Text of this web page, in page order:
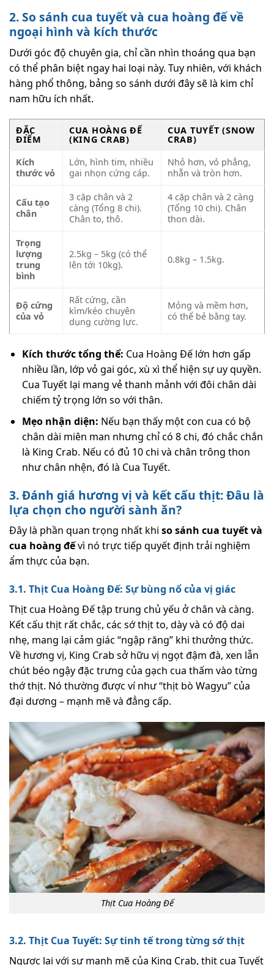
2. So sánh cua tuyết và cua hoàng đế về
ngoại hình và kích thước
Dưới góc độ chuyên gia, chỉ cần nhìn thoáng qua bạn
có thể phân biệt ngay hai loại này. Tuy nhiên, với khách
hàng phổ thông, bảng so sánh dưới đây sẽ là kim chỉ
nam hữu ích nhất.
ĐẶC
ĐIỂM
CUA HOÀNG ĐẾ
(KING CRAB)
CUA TUYẾT (SNOW
CRAB)
Kích
thước vỏ
Lớn, hình tim, nhiều
gai nhọn cứng cáp.
Nhỏ hơn, vỏ phẳng,
nhẵn và tròn hơn.
Cấu tạo
chân
3 cặp chân và 2
càng (Tổng 8 chi).
Chân to, thô.
4 cặp chân và 2 càng
(Tổng 10 chi). Chân
thon dài.
Trọng
lượng
trung
bình
2.5kg – 5kg (có thể
lên tới 10kg).
0.8kg – 1.5kg.
Độ cứng
của vỏ
Rất cứng, cần
kìm/kéo chuyên
dụng cường lực.
Mỏng và mềm hơn,
có thể bẻ bằng tay.
Kích thước tổng thể: Cua Hoàng Đế lớn hơn gấp
nhiều lần, lớp vỏ gai góc, xù xì thể hiện sự uy quyền.
Cua Tuyết lại mang vẻ thanh mảnh với đôi chân dài
chiếm tỷ trọng lớn so với thân.
Mẹo nhận diện: Nếu bạn thấy một con cua có bộ
chân dài miên man nhưng chỉ có 8 chi, đó chắc chắn
là King Crab. Nếu có đủ 10 chi và chân trông thon
như chân nhện, đó là Cua Tuyết.
3. Đánh giá hương vị và kết cấu thịt: Đâu là
lựa chọn cho người sành ăn?
Đây là phần quan trọng nhất khi so sánh cua tuyết và
cua hoàng đếvì nó trực tiếp quyết định trải nghiệm
ẩm thực của bạn.
3.1. Thịt Cua Hoàng Đế: Sự bùng nổ của vị giác
Thịt cua Hoàng Đế tập trung chủ yếu ở chân và càng.
Kết cấu thịt rất chắc, các sớ thịt to, dày và có độ dai
nhẹ, mang lại cảm giác “ngập răng” khi thưởng thức.
Về hương vị, King Crab sở hữu vị ngọt đậm đà, xen lẫn
chút béo ngậy đặc trưng của gạch cua thấm vào từng
thớ thịt. Nó thường được ví như “thịt bò Wagyu” của
đại dương – mạnh mẽ và đẳng cấp.
Thịt Cua Hoàng Đế
3.2. Thịt Cua Tuyết: Sự tinh tế trong từng sớ thịt
Ngược lại với sự mạnh mẽ của King Crab, thịt cua Tuyết